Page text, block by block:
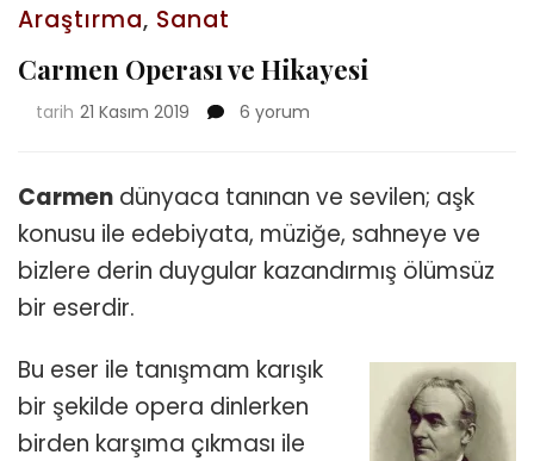
Araştırma, Sanat
Carmen Operası ve Hikayesi
tarih 21 Kasım 2019
Carmen
için
6 yorum
Carmen dünyaca tanınan ve sevilen; aşk
konusu ile edebiyata, müziğe, sahneye ve
bizlere derin duygular kazandırmış ölümsüz
bir eserdir.
Bu eser ile tanışmam karışık
bir şekilde opera dinlerken
birden karşıma çıkması ile